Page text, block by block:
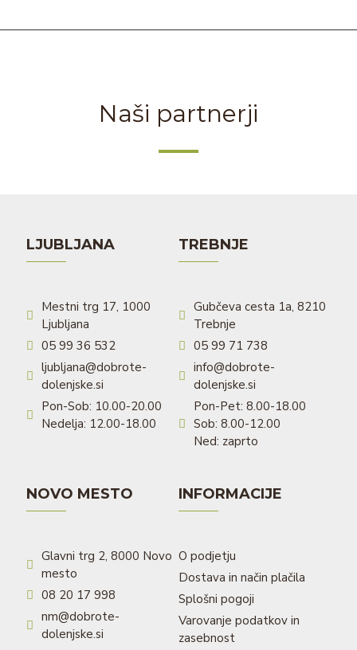
Naši partnerji
LJUBLJANA
Mestni trg 17, 1000
Ljubljana
05 99 36 532
ljubljana@dobrote-
dolenjske.si
Pon-Sob: 10.00-20.00
Nedelja: 12.00-18.00
TREBNJE
Gubčeva cesta 1a, 8210
Trebnje
05 99 71 738
info@dobrote-
dolenjske.si
Pon-Pet: 8.00-18.00
Sob: 8.00-12.00
Ned: zaprto
NOVO MESTO
Glavni trg 2, 8000 Novo
mesto
08 20 17 998
nm@dobrote-
dolenjske.si
INFORMACIJE
O podjetju
Dostava in način plačila
Splošni pogoji
Varovanje podatkov in
zasebnost